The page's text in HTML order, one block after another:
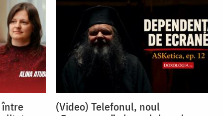
între
(Video) Telefonul, noul